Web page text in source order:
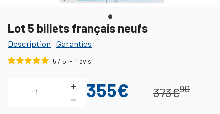
Lot 5 billets français neufs
Description -Garanties
5 / 5 - 1 avis
1
+
−
355€ 373€90